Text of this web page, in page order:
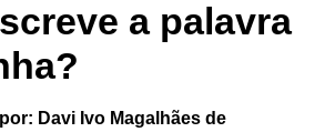
a palavra
Davi Ivo Magalhães de